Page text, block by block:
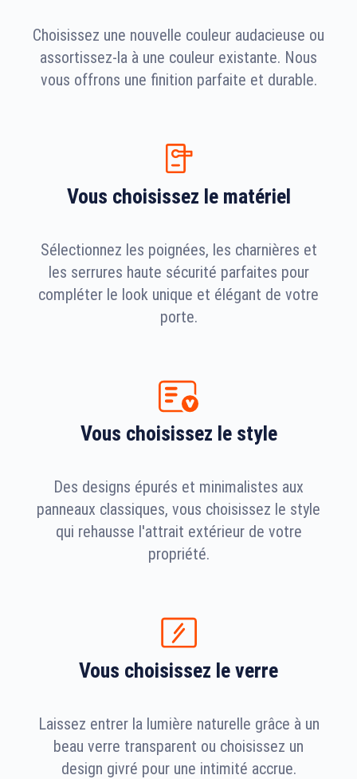
Choisissez une nouvelle couleur audacieuse ou
assortissez-la à une couleur existante. Nous
vous offrons une finition parfaite et durable.
Vous choisissez le matériel
Sélectionnez les poignées, les charnières et
les serrures haute sécurité parfaites pour
compléter le look unique et élégant de votre
porte.
Vous choisissez le style
Des designs épurés et minimalistes aux
panneaux classiques, vous choisissez le style
qui rehausse l'attrait extérieur de votre
propriété.
Vous choisissez le verre
Laissez entrer la lumière naturelle grâce à un
beau verre transparent ou choisissez un
design givré pour une intimité accrue.